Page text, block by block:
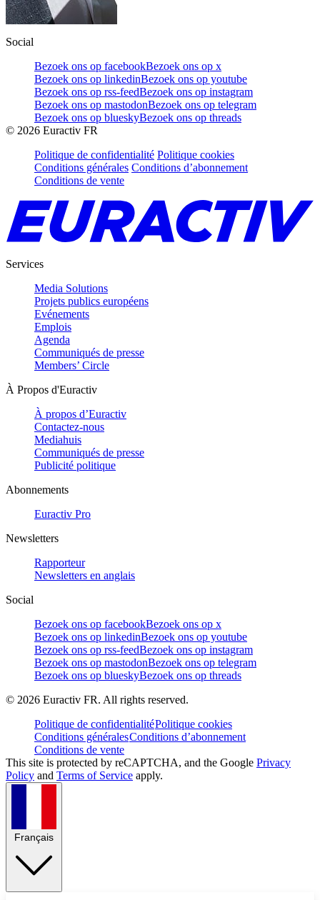
Social
Bezoek ons op facebookBezoek ons op x
Bezoek ons op linkedinBezoek ons op youtube
Bezoek ons op rss-feedBezoek ons op instagram
Bezoek ons op mastodonBezoek ons op telegram
Bezoek ons op blueskyBezoek ons op threads
© 2026 Euractiv FR
Politique de confidentialité Politique cookies
Conditions générales Conditions d’abonnement
Conditions de vente
Services
Media Solutions
Projets publics européens
Evénements
Emplois
Agenda
Communiqués de presse
Members’ Circle
À Propos d'Euractiv
À propos d’Euractiv
Contactez-nous
Mediahuis
Communiqués de presse
Publicité politique
Abonnements
Euractiv Pro
Newsletters
Rapporteur
Newsletters en anglais
Social
Bezoek ons op facebookBezoek ons op x
Bezoek ons op linkedinBezoek ons op youtube
Bezoek ons op rss-feedBezoek ons op instagram
Bezoek ons op mastodonBezoek ons op telegram
Bezoek ons op blueskyBezoek ons op threads
© 2026 Euractiv FR. All rights reserved.
Politique de confidentialitéPolitique cookies
Conditions généralesConditions d’abonnement
Conditions de vente
This site is protected by reCAPTCHA, and the Google Privacy
Policy and Terms of Service apply.
Français